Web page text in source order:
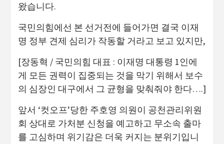
왔습니다.
국민의힘에선 본 선거전에 들어가면 결국 이재
명 정부 견제 심리가 작동할 거라고 보고 있지만,
[장동혁 / 국민의힘 대표 : 이재명 대통령 1인에
게 모든 권력이 집중되는 것을 막기 위해서 보수
의 심장인 대구에서 그 균형을 맞춰줘야 한다….]
앞서 ‘컷오프’당한 주호영 의원이 공천관리위원
회 상대로 가처분 신청을 예고하고 무소속 출마
를 고심하며 위기감은 더욱 커지는 분위기입니